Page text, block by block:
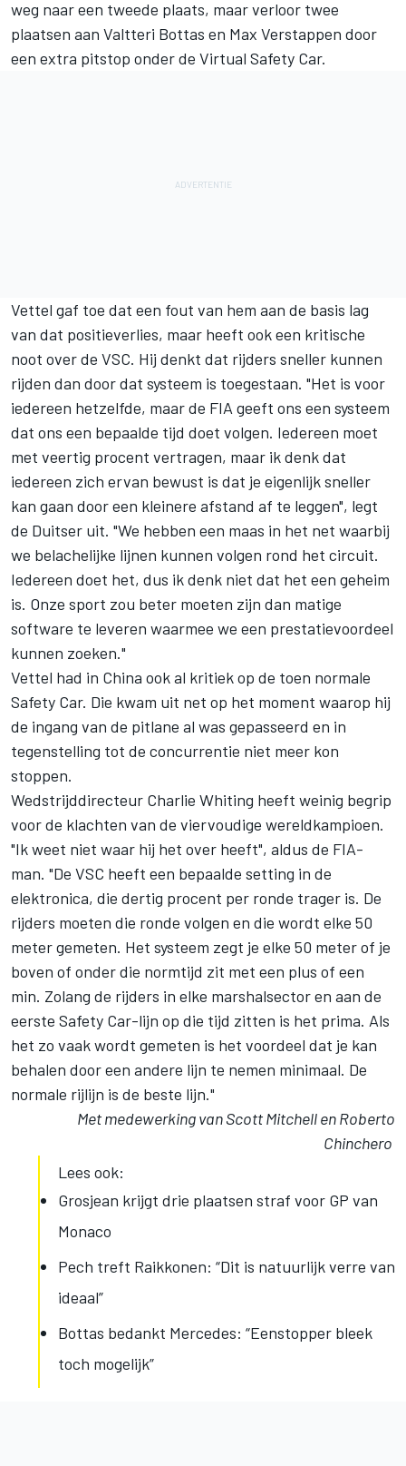
weg naar een tweede plaats, maar verloor twee
plaatsen aan Valtteri Bottas en Max Verstappen door
een extra pitstop onder de Virtual Safety Car.
Vettel gaf toe dat een fout van hem aan de basis lag
van dat positieverlies, maar heeft ook een kritische
noot over de VSC. Hij denkt dat rijders sneller kunnen
rijden dan door dat systeem is toegestaan. "Het is voor
iedereen hetzelfde, maar de FIA geeft ons een systeem
dat ons een bepaalde tijd doet volgen. Iedereen moet
met veertig procent vertragen, maar ik denk dat
iedereen zich ervan bewust is dat je eigenlijk sneller
kan gaan door een kleinere afstand af te leggen", legt
de Duitser uit. "We hebben een maas in het net waarbij
we belachelijke lijnen kunnen volgen rond het circuit.
Iedereen doet het, dus ik denk niet dat het een geheim
is. Onze sport zou beter moeten zijn dan matige
software te leveren waarmee we een prestatievoordeel
kunnen zoeken."
Vettel had in China ook al kritiek op de toen normale
Safety Car. Die kwam uit net op het moment waarop hij
de ingang van de pitlane al was gepasseerd en in
tegenstelling tot de concurrentie niet meer kon
stoppen.
Wedstrijddirecteur Charlie Whiting heeft weinig begrip
voor de klachten van de viervoudige wereldkampioen.
"Ik weet niet waar hij het over heeft", aldus de FIA-
man. "De VSC heeft een bepaalde setting in de
elektronica, die dertig procent per ronde trager is. De
rijders moeten die ronde volgen en die wordt elke 50
meter gemeten. Het systeem zegt je elke 50 meter of je
boven of onder die normtijd zit met een plus of een
min. Zolang de rijders in elke marshalsector en aan de
eerste Safety Car-lijn op die tijd zitten is het prima. Als
het zo vaak wordt gemeten is het voordeel dat je kan
behalen door een andere lijn te nemen minimaal. De
normale rijlijn is de beste lijn."
Met medewerking van Scott Mitchell en Roberto
Chinchero
Lees ook:
Grosjean krijgt drie plaatsen straf voor GP van
Monaco
Pech treft Raikkonen: “Dit is natuurlijk verre van
ideaal”
Bottas bedankt Mercedes: “Eenstopper bleek
toch mogelijk”